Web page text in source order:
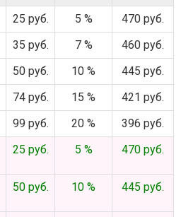
25 руб. 5 %
470 руб.
35 руб. 7 %
460 руб.
50 руб. 10 %
445 руб.
74 руб. 15 %
421 руб.
99 руб. 20 %
396 руб.
25 руб. 5 % 470 руб.
50 руб. 10 % 445 руб.